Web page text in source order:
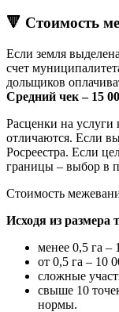
🔻 Стоимость
Если земля
счет
дольщиков
Средний чек – 15
Расценки на услуги
отличаются. Если
Росреестра. Если
границы – выбор в
Стоимость
Исходя из размера
менее 0,5 га –
от 0,5 га – 10
сложные
свыше 10
нормы.